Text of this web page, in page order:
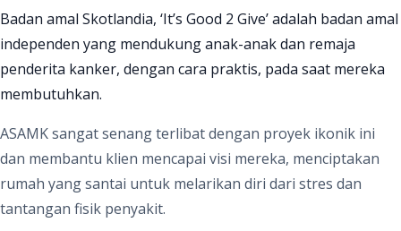
Badan amal Skotlandia, ‘It’s Good 2 Give’ adalah badan amal
independen yang mendukung anak-anak dan remaja
penderita kanker, dengan cara praktis, pada saat mereka
membutuhkan.
ASAMK sangat senang terlibat dengan proyek ikonik ini
dan membantu klien mencapai visi mereka, menciptakan
rumah yang santai untuk melarikan diri dari stres dan
tantangan fisik penyakit.